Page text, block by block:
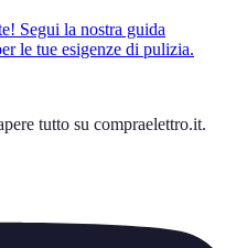
Segui la nostra guida
le tue esigenze di pulizia.
tutto su compraelettro.it.